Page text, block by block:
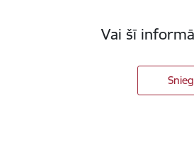
Vai šī